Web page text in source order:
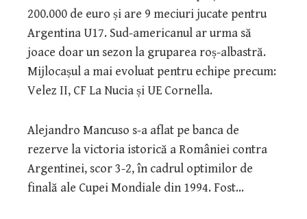
200.000 de euro și are 9 meciuri jucate pentru
Argentina U17. Sud-americanul ar urma să
joace doar un sezon la gruparea roș-albastră.
Mijlocașul a mai evoluat pentru echipe precum:
Velez II, CF La Nucia și UE Cornella.
Alejandro Mancuso s-a aflat pe banca de
rezerve la victoria istorică a României contra
Argentinei, scor 3-2, în cadrul optimilor de
finală ale Cupei Mondiale din 1994. Fost…